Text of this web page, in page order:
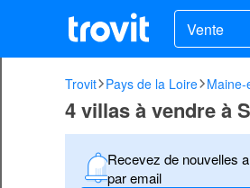
Vente
Trovit Pays de la Loire
4 villas à vendre à
Recevez de nouvelles
par email